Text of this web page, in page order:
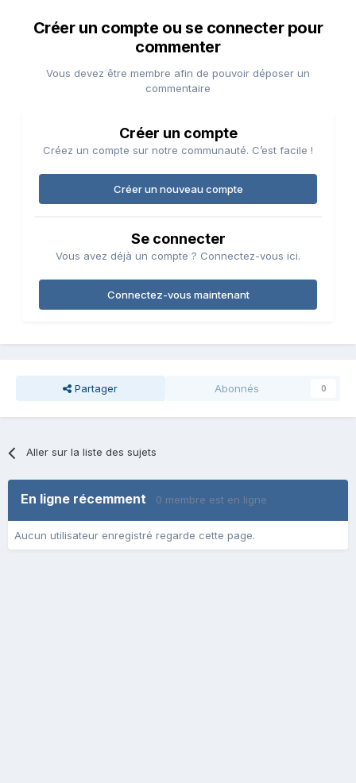
Créer un compte ou se connecter pour
commenter
Vous devez être membre afin de pouvoir déposer un
commentaire
Créer un compte
Créez un compte sur notre communauté. C’est facile !
Créer un nouveau compte
Se connecter
Vous avez déjà un compte ? Connectez-vous ici.
Connectez-vous maintenant
Partager Abonnés 0
Aller sur la liste des sujets
En ligne récemment 0 membre est en ligne
Aucun utilisateur enregistré regarde cette page.